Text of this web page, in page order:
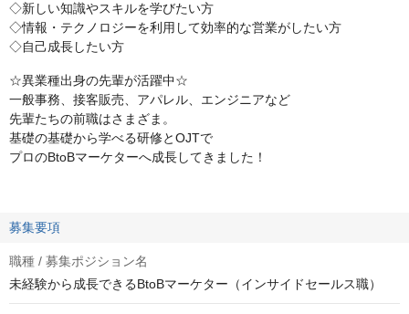
◇新しい知識やスキルを学びたい方
◇情報・テクノロジーを利用して効率的な営業がしたい方
◇自己成長したい方
☆異業種出身の先輩が活躍中☆
一般事務、接客販売、アパレル、エンジニアなど
先輩たちの前職はさまざま。
基礎の基礎から学べる研修とOJTで
プロのBtoBマーケターへ成長してきました！
募集要項
職種 / 募集ポジション名
未経験から成長できるBtoBマーケター（インサイドセールス職）